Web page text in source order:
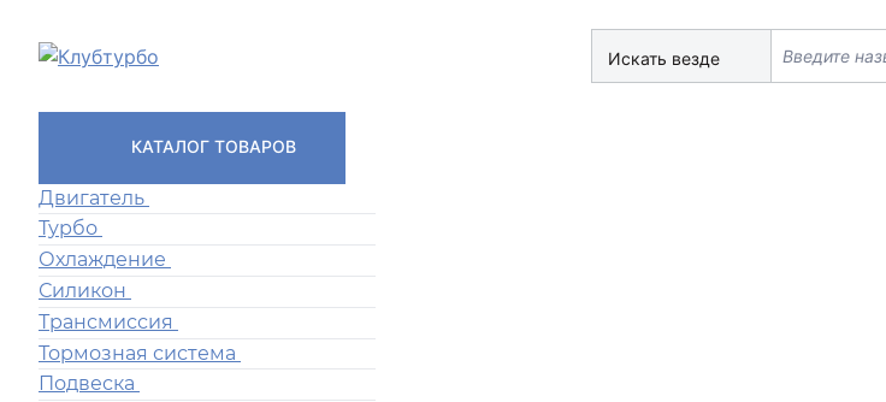
Искать везде
КАТАЛОГ ТОВАРОВ
Двигатель
Турбо
Охлаждение
Силикон
Трансмиссия
Тормозная система
Подвеска